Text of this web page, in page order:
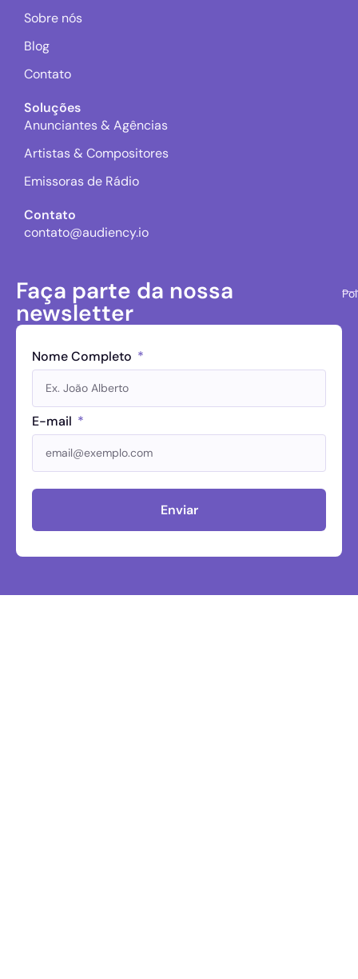
Sobre nós
Blog
Contato
Soluções
Anunciantes & Agências
Artistas & Compositores
Emissoras de Rádio
Contato
contato@audiency.io
Faça parte da nossa
newsletter
Nome Completo
E-mail
Enviar